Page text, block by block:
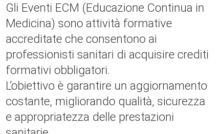
Gli Eventi ECM (Educazione Continua in
Medicina) sono attività formative
accreditate che consentono ai
professionisti sanitari di acquisire crediti
formativi obbligatori.
L’obiettivo è garantire un aggiornamento
costante, migliorando qualità, sicurezza
e appropriatezza delle prestazioni